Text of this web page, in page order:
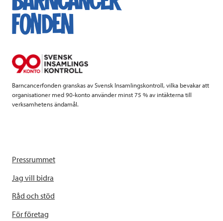
b
k
t
e
Barncancerfonden granskas av Svensk Insamlingskontroll, vilka bevakar att
organisationer med 90-konto använder minst 75 % av intäkterna till
verksamhetens ändamål.
Pressrummet
Jag vill bidra
Råd och stöd
För företag